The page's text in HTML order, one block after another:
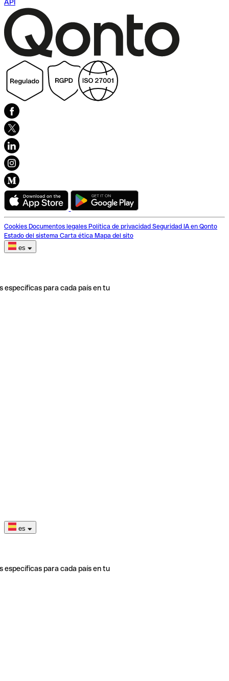
API
Cookies Documentos legales Política de privacidad Seguridad IA en Qonto
Estado del sistema Carta ética Mapa del sito
es
específicas para cada país en tu
es
específicas para cada país en tu